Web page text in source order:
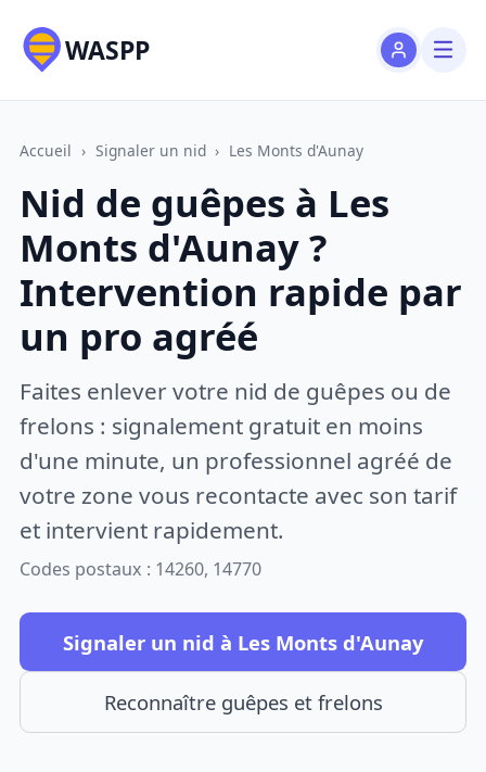
WASPP
Accueil › Signaler un nid › Les Monts d'Aunay
Nid de guêpes à Les
Monts d'Aunay ?
Intervention rapide par
un pro agréé
Faites enlever votre nid de guêpes ou de
frelons : signalement gratuit en moins
d'une minute, un professionnel agréé de
votre zone vous recontacte avec son tarif
et intervient rapidement.
Codes postaux : 14260, 14770
Signaler un nid à Les Monts d'Aunay
Reconnaître guêpes et frelons